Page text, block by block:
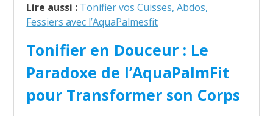
Lire aussi : Tonifier vos Cuisses, Abdos,
Fessiers avec l’AquaPalmesfit
Tonifier en Douceur : Le
Paradoxe de l’AquaPalmFit
pour Transformer son Corps